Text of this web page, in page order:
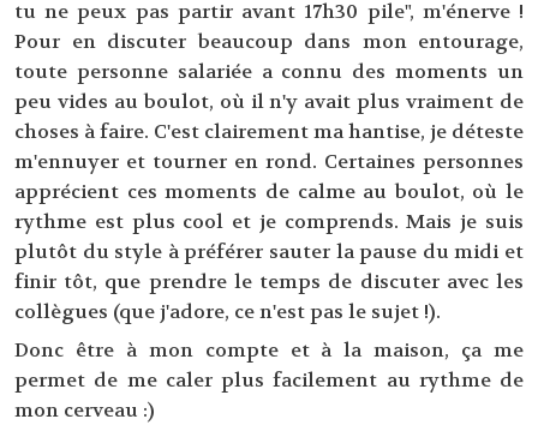
tu ne peux pas partir avant 17h30 pile", m'énerve !
Pour en discuter beaucoup dans mon entourage,
toute personne salariée a connu des moments un
peu vides au boulot, où il n'y avait plus vraiment de
choses à faire. C'est clairement ma hantise, je déteste
m'ennuyer et tourner en rond. Certaines personnes
apprécient ces moments de calme au boulot, où le
rythme est plus cool et je comprends. Mais je suis
plutôt du style à préférer sauter la pause du midi et
finir tôt, que prendre le temps de discuter avec les
collègues (que j'adore, ce n'est pas le sujet !).
Donc être à mon compte et à la maison, ça me
permet de me caler plus facilement au rythme de
mon cerveau :)